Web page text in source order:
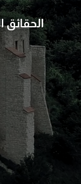
الحقائق